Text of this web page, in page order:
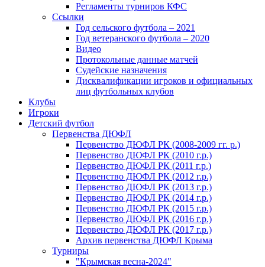
Регламенты турниров КФС
Ссылки
Год сельского футбола – 2021
Год ветеранского футбола – 2020
Видео
Протокольные данные матчей
Судейские назначения
Дисквалификации игроков и официальных
лиц футбольных клубов
Клубы
Игроки
Детский футбол
Первенства ДЮФЛ
Первенство ДЮФЛ РК (2008-2009 гг. р.)
Первенство ДЮФЛ РК (2010 г.р.)
Первенство ДЮФЛ РК (2011 г.р.)
Первенство ДЮФЛ РК (2012 г.р.)
Первенство ДЮФЛ РК (2013 г.р.)
Первенство ДЮФЛ РК (2014 г.р.)
Первенство ДЮФЛ РК (2015 г.р.)
Первенство ДЮФЛ РК (2016 г.р.)
Первенство ДЮФЛ РК (2017 г.р.)
Архив первенства ДЮФЛ Крыма
Турниры
"Крымская весна-2024"